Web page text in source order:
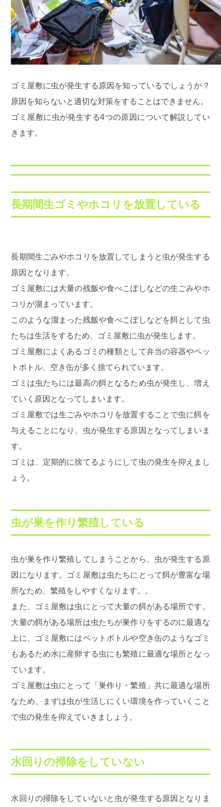
ゴミ屋敷に虫が発生する原因を知っているでしょうか？
原因を知らないと適切な対策をすることはできません。
ゴミ屋敷に虫が発生する4つの原因について解説してい
きます。
長期間生ゴミやホコリを放置している
長期間生ごみやホコリを放置してしまうと虫が発生する
原因となります。
ゴミ屋敷には大量の残飯や食べこぼしなどの生ごみやホ
コリが溜まっています。
このような溜まった残飯や食べこぼしなどを餌として虫
たちは生活をするため、ゴミ屋敷に虫が発生します。
ゴミ屋敷によくあるゴミの種類として弁当の容器やペッ
トボトル、空き缶が多く捨てられています。
ゴミは虫たちには最高の餌となるため虫が発生し、増え
ていく原因となってしまいます。
ゴミ屋敷では生ごみやホコリを放置することで虫に餌を
与えることになり、虫が発生する原因となってしまいま
す。
ゴミは、定期的に捨てるようにして虫の発生を抑えまし
ょう。
虫が巣を作り繁殖している
虫が巣を作り繁殖してしまうことから、虫が発生する原
因になります。ゴミ屋敷は虫たちにとって餌が豊富な場
所なため、繁殖をしやすくなります。。
また、ゴミ屋敷は虫にとって大量の餌がある場所です。
大量の餌がある場所は虫たちが巣作りをするのに最適な
上に、ゴミ屋敷にはペットボトルや空き缶のようなゴミ
もあるため水に産卵する虫にも繁殖に最適な場所となっ
ています。
ゴミ屋敷は虫にとって「巣作り・繁殖」共に最適な場所
なため、まずは虫が生活しにくい環境を作っていくこと
で虫の発生を抑えていきましょう。
水回りの掃除をしていない
水回りの掃除をしていないと虫が発生する原因となりま